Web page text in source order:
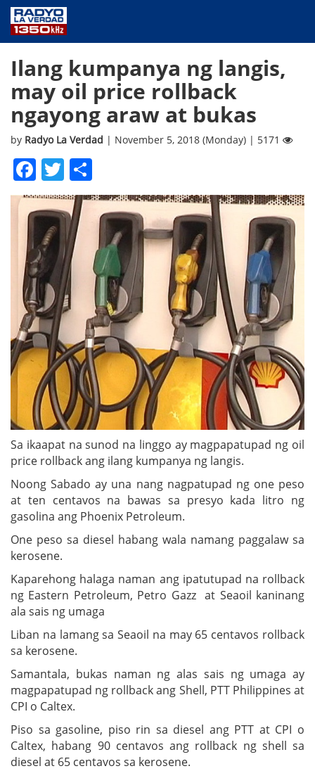
PUBLIC SERVICE
ANNOUNCEMENTS
PROGRAMS
ABOUT
Ilang kumpanya ng langis,
may oil price rollback
ngayong araw at bukas
by Radyo La Verdad | November 5, 2018 (Monday) | 5171
Facebook
Twitter
Sa ikaapat na sunod na linggo ay magpapatupad ng oil
price rollback ang ilang kumpanya ng langis.
Noong Sabado ay una nang nagpatupad ng one peso
at ten centavos na bawas sa presyo kada litro ng
gasolina ang Phoenix Petroleum.
One peso sa diesel habang wala namang paggalaw sa
kerosene.
Kaparehong halaga naman ang ipatutupad na rollback
ng Eastern Petroleum, Petro Gazz at Seaoil kaninang
ala sais ng umaga
Liban na lamang sa Seaoil na may 65 centavos rollback
sa kerosene.
Samantala, bukas naman ng alas sais ng umaga ay
magpapatupad ng rollback ang Shell, PTT Philippines at
CPI o Caltex.
Piso sa gasoline, piso rin sa diesel ang PTT at CPI o
Caltex, habang 90 centavos ang rollback ng shell sa
diesel at 65 centavos sa kerosene.